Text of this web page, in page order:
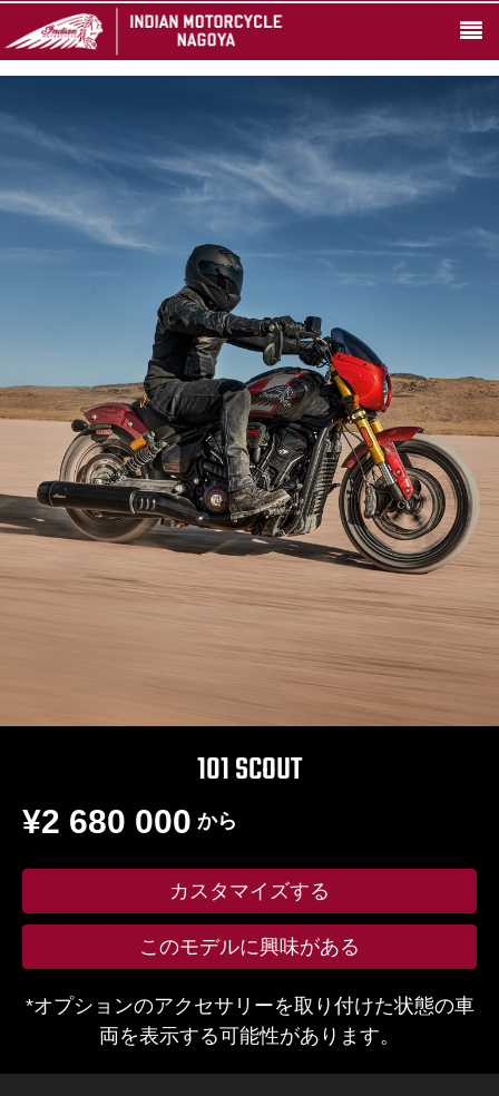
101 SCOUT
から
¥2 680 000
カスタマイズする
このモデルに興味がある
*オプションのアクセサリーを取り付けた状態の車
両を表示する可能性があります。